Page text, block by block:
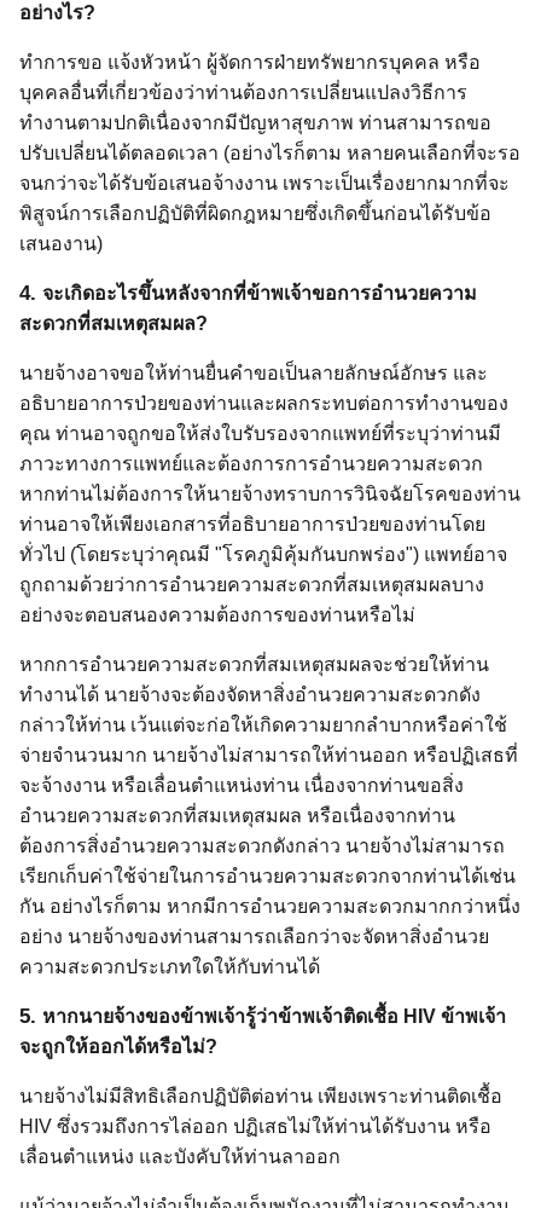
อย่างไร?
ทำการขอ แจ้งหัวหน้า ผู้จัดการฝ่ายทรัพยากรบุคคล หรือ
บุคคลอื่นที่เกี่ยวข้องว่าท่านต้องการเปลี่ยนแปลงวิธีการ
ทำงานตามปกติเนื่องจากมีปัญหาสุขภาพ ท่านสามารถขอ
ปรับเปลี่ยนได้ตลอดเวลา (อย่างไรก็ตาม หลายคนเลือกที่จะรอ
จนกว่าจะได้รับข้อเสนอจ้างงาน เพราะเป็นเรื่องยากมากที่จะ
พิสูจน์การเลือกปฏิบัติที่ผิดกฎหมายซึ่งเกิดขึ้นก่อนได้รับข้อ
เสนองาน)
4. จะเกิดอะไรขึ้นหลังจากที่ข้าพเจ้าขอการอำนวยความ
สะดวกที่สมเหตุสมผล?
นายจ้างอาจขอให้ท่านยื่นคำขอเป็นลายลักษณ์อักษร และ
อธิบายอาการป่วยของท่านและผลกระทบต่อการทำงานของ
คุณ ท่านอาจถูกขอให้ส่งใบรับรองจากแพทย์ที่ระบุว่าท่านมี
ภาวะทางการแพทย์และต้องการการอำนวยความสะดวก
หากท่านไม่ต้องการให้นายจ้างทราบการวินิจฉัยโรคของท่าน
ท่านอาจให้เพียงเอกสารที่อธิบายอาการป่วยของท่านโดย
ทั่วไป (โดยระบุว่าคุณมี "โรคภูมิคุ้มกันบกพร่อง") แพทย์อาจ
ถูกถามด้วยว่าการอำนวยความสะดวกที่สมเหตุสมผลบาง
อย่างจะตอบสนองความต้องการของท่านหรือไม่
หากการอำนวยความสะดวกที่สมเหตุสมผลจะช่วยให้ท่าน
ทำงานได้ นายจ้างจะต้องจัดหาสิ่งอำนวยความสะดวกดัง
กล่าวให้ท่าน เว้นแต่จะก่อให้เกิดความยากลำบากหรือค่าใช้
จ่ายจำนวนมาก นายจ้างไม่สามารถให้ท่านออก หรือปฏิเสธที่
จะจ้างงาน หรือเลื่อนตำแหน่งท่าน เนื่องจากท่านขอสิ่ง
อำนวยความสะดวกที่สมเหตุสมผล หรือเนื่องจากท่าน
ต้องการสิ่งอำนวยความสะดวกดังกล่าว นายจ้างไม่สามารถ
เรียกเก็บค่าใช้จ่ายในการอำนวยความสะดวกจากท่านได้เช่น
กัน อย่างไรก็ตาม หากมีการอำนวยความสะดวกมากกว่าหนึ่ง
อย่าง นายจ้างของท่านสามารถเลือกว่าจะจัดหาสิ่งอำนวย
ความสะดวกประเภทใดให้กับท่านได้
5. หากนายจ้างของข้าพเจ้ารู้ว่าข้าพเจ้าติดเชื้อ HIV ข้าพเจ้า
จะถูกให้ออกได้หรือไม่?
นายจ้างไม่มีสิทธิเลือกปฏิบัติต่อท่าน เพียงเพราะท่านติดเชื้อ
HIV ซึ่งรวมถึงการไล่ออก ปฏิเสธไม่ให้ท่านได้รับงาน หรือ
เลื่อนตำแหน่ง และบังคับให้ท่านลาออก